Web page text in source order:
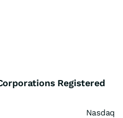
Registered
Nasdaq